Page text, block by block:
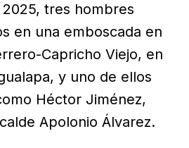
tres hombres
en una emboscada en
Capricho Viejo, en
y uno de ellos
Héctor Jiménez,
Apolonio Álvarez.